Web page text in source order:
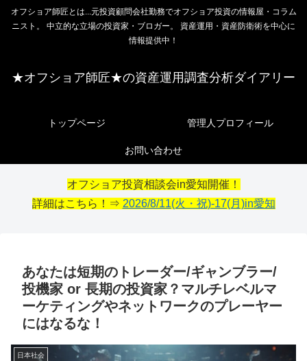
オフショア師匠とは...元投資顧問会社勤務でオフショア投資の情報屋・コラム
ニスト。 中立的な立場の投資家・ブロガー。 資産運用・資産防衛術を中心に
情報提供中！
★オフショア師匠★の資産運用調査分析ダイアリー
トップページ 管理人プロフィール
お問い合わせ
オフショア投資相談会in愛知開催！
詳細はこちら！⇒ 2026/8/11(火・祝)-17(月)in愛知
あなたは短期のトレーダー/ギャンブラー/
投機家 or 長期の投資家？マルチレベルマ
ーケティングやネットワークのプレーヤー
にはなるな！
日本社会